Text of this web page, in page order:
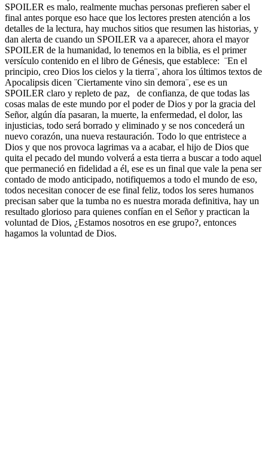
SPOILER es malo, realmente muchas personas prefieren saber el
final antes porque eso hace que los lectores presten atención a los
detalles de la lectura, hay muchos sitios que resumen las historias, y
dan alerta de cuando un SPOILER va a aparecer, ahora el mayor
SPOILER de la humanidad, lo tenemos en la biblia, es el primer
versículo contenido en el libro de Génesis, que establece: ¨En el
principio, creo Dios los cielos y la tierra¨, ahora los últimos textos de
Apocalipsis dicen ¨Ciertamente vino sin demora¨, ese es un
SPOILER claro y repleto de paz, de confianza, de que todas las
cosas malas de este mundo por el poder de Dios y por la gracia del
Señor, algún día pasaran, la muerte, la enfermedad, el dolor, las
injusticias, todo será borrado y eliminado y se nos concederá un
nuevo corazón, una nueva restauración. Todo lo que entristece a
Dios y que nos provoca lagrimas va a acabar, el hijo de Dios que
quita el pecado del mundo volverá a esta tierra a buscar a todo aquel
que permaneció en fidelidad a él, ese es un final que vale la pena ser
contado de modo anticipado, notifiquemos a todo el mundo de eso,
todos necesitan conocer de ese final feliz, todos los seres humanos
precisan saber que la tumba no es nuestra morada definitiva, hay un
resultado glorioso para quienes confían en el Señor y practican la
voluntad de Dios, ¿Estamos nosotros en ese grupo?, entonces
hagamos la voluntad de Dios.